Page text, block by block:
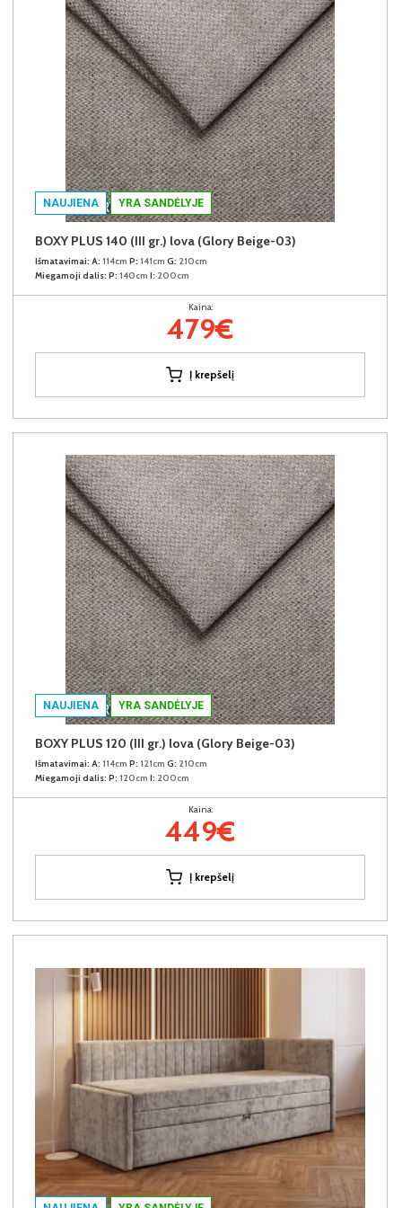
NAUJIENA YRA SANDĖLYJE
BOXY PLUS 140 (III gr.) lova (Glory Beige-03)
Išmatavimai: A: 114cm P: 141cm G: 210cm
Miegamoji dalis: P: 140cm I: 200cm
Kaina:
479€
Į krepšelį
NAUJIENA YRA SANDĖLYJE
BOXY PLUS 120 (III gr.) lova (Glory Beige-03)
Išmatavimai: A: 114cm P: 121cm G: 210cm
Miegamoji dalis: P: 120cm I: 200cm
Kaina:
449€
Į krepšelį